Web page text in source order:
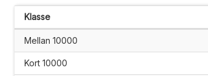
Klasse
Mellan 10000
Kort 10000